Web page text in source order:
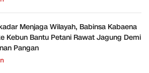
Menjaga Wilayah, Babinsa Kabaena
Kebun Bantu Petani Rawat Jagung Demi
Pangan